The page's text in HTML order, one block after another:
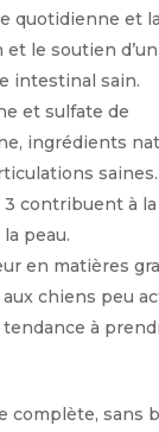
quotidienne et la
et le soutien d’un
intestinal sain.
et sulfate de
ingrédients
saines.
3 contribuent à
peau.
en matières
chiens peu
à
complète, sans